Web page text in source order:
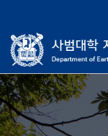
메
뉴